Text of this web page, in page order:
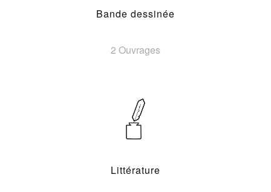
Bande dessinée
2 Ouvrages
Littérature